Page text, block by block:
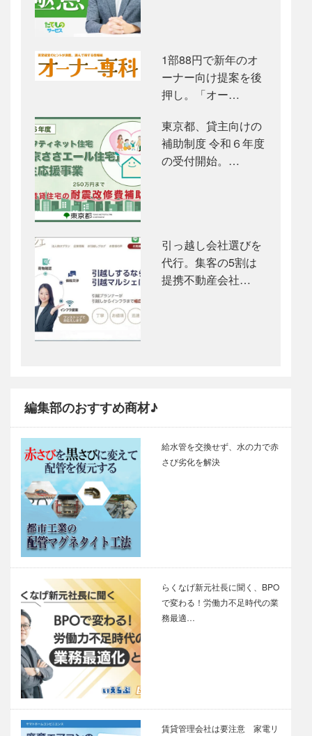
1部88円で新年のオ
ーナー向け提案を後
押し。「オー…
東京都、貸主向けの
補助制度 令和６年度
の受付開始。…
引っ越し会社選びを
代行。集客の5割は
提携不動産会社…
編集部のおすすめ商材♪
給水管を交換せず、水の力で赤
さび劣化を解決
らくなげ新元社長に聞く、BPO
で変わる！労働力不足時代の業
務最適…
賃貸管理会社は要注意 家電リ